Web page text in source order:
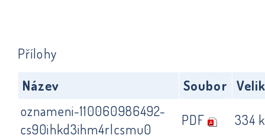
Přílohy
Název
Soubor
oznameni-110060986492-
cs90ihkd3ihm4rlcsmu0
PDF 334